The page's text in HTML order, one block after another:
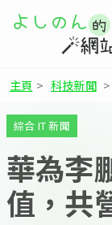
主頁 > 科技新聞 >
綜合 IT 新聞
華為李
值，共